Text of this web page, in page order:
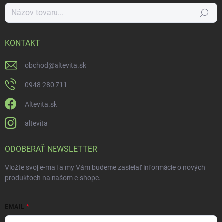
Hľadať
KONTAKT
obchod@altevita.sk
0948 280 711
Altevita.sk
altevita
ODOBERAŤ NEWSLETTER
Vložte svoj e-mail a my Vám budeme zasielať informácie o nových
produktoch na našom e-shope.
EMAIL